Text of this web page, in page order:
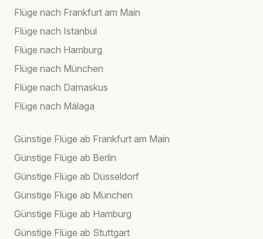
Flüge nach Frankfurt am Main
Flüge nach Istanbul
Flüge nach Hamburg
Flüge nach München
Flüge nach Damaskus
Flüge nach Málaga
Günstige Flüge ab Frankfurt am Main
Günstige Flüge ab Berlin
Günstige Flüge ab Düsseldorf
Günstige Flüge ab München
Günstige Flüge ab Hamburg
Günstige Flüge ab Stuttgart